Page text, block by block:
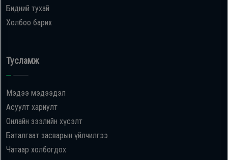
Бидний тухай
Холбоо барих
Тусламж
Мэдээ мэдээдэл
Асуулт хариулт
Онлайн зээлийн хүсэлт
Баталгаат засварын үйлчилгээ
Чатаар холбогдох